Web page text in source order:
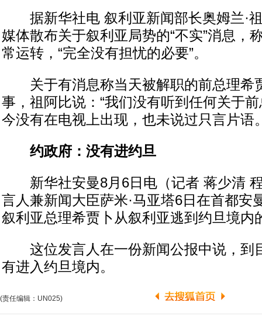
据新华社电 叙利亚新闻部长奥姆兰·
媒体散布关于叙利亚局势的“不实”消息，
常运转，“完全没有担忧的必要”。
关于有消息称当天被解职的前总理希
事，祖阿比说：“我们没有听到任何关于
今没有在电视上出现，也未说过只言片语
约政府：没有进约旦
新华社安曼8月6日电（记者 蒋少清
言人兼新闻大臣萨米·马亚塔6日在首都安
叙利亚总理希贾卜从叙利亚逃到约旦境内
这位发言人在一份新闻公报中说，到
有进入约旦境内。
(责任编辑：UN025)